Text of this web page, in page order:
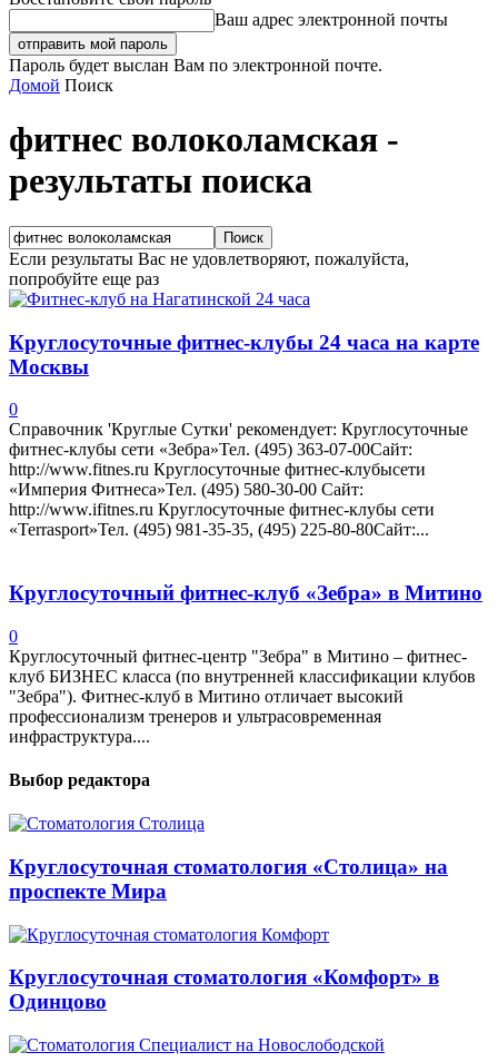
Ваш адрес электронной почты
Пароль будет выслан Вам по электронной почте.
Домой Поиск
фитнес волоколамская -
результаты поиска
Если результаты Вас не удовлетворяют, пожалуйста,
попробуйте еще раз
Круглосуточные фитнес-клубы 24 часа на карте
Москвы
0
Справочник 'Круглые Сутки' рекомендует: Круглосуточные
фитнес-клубы сети «Зебра»Тел. (495) 363-07-00Сайт:
http://www.fitnes.ru Круглосуточные фитнес-клубысети
«Империя Фитнеса»Тел. (495) 580-30-00 Сайт:
http://www.ifitnes.ru Круглосуточные фитнес-клубы сети
«Terrasport»Тел. (495) 981-35-35, (495) 225-80-80Сайт:...
Круглосуточный фитнес-клуб «Зебра» в Митино
0
Круглосуточный фитнес-центр "Зебра" в Митино – фитнес-
клуб БИЗНЕС класса (по внутренней классификации клубов
"Зебра"). Фитнес-клуб в Митино отличает высокий
профессионализм тренеров и ультрасовременная
инфраструктура....
Выбор редактора
Круглосуточная стоматология «Столица» на
проспекте Мира
Круглосуточная стоматология «Комфорт» в
Одинцово